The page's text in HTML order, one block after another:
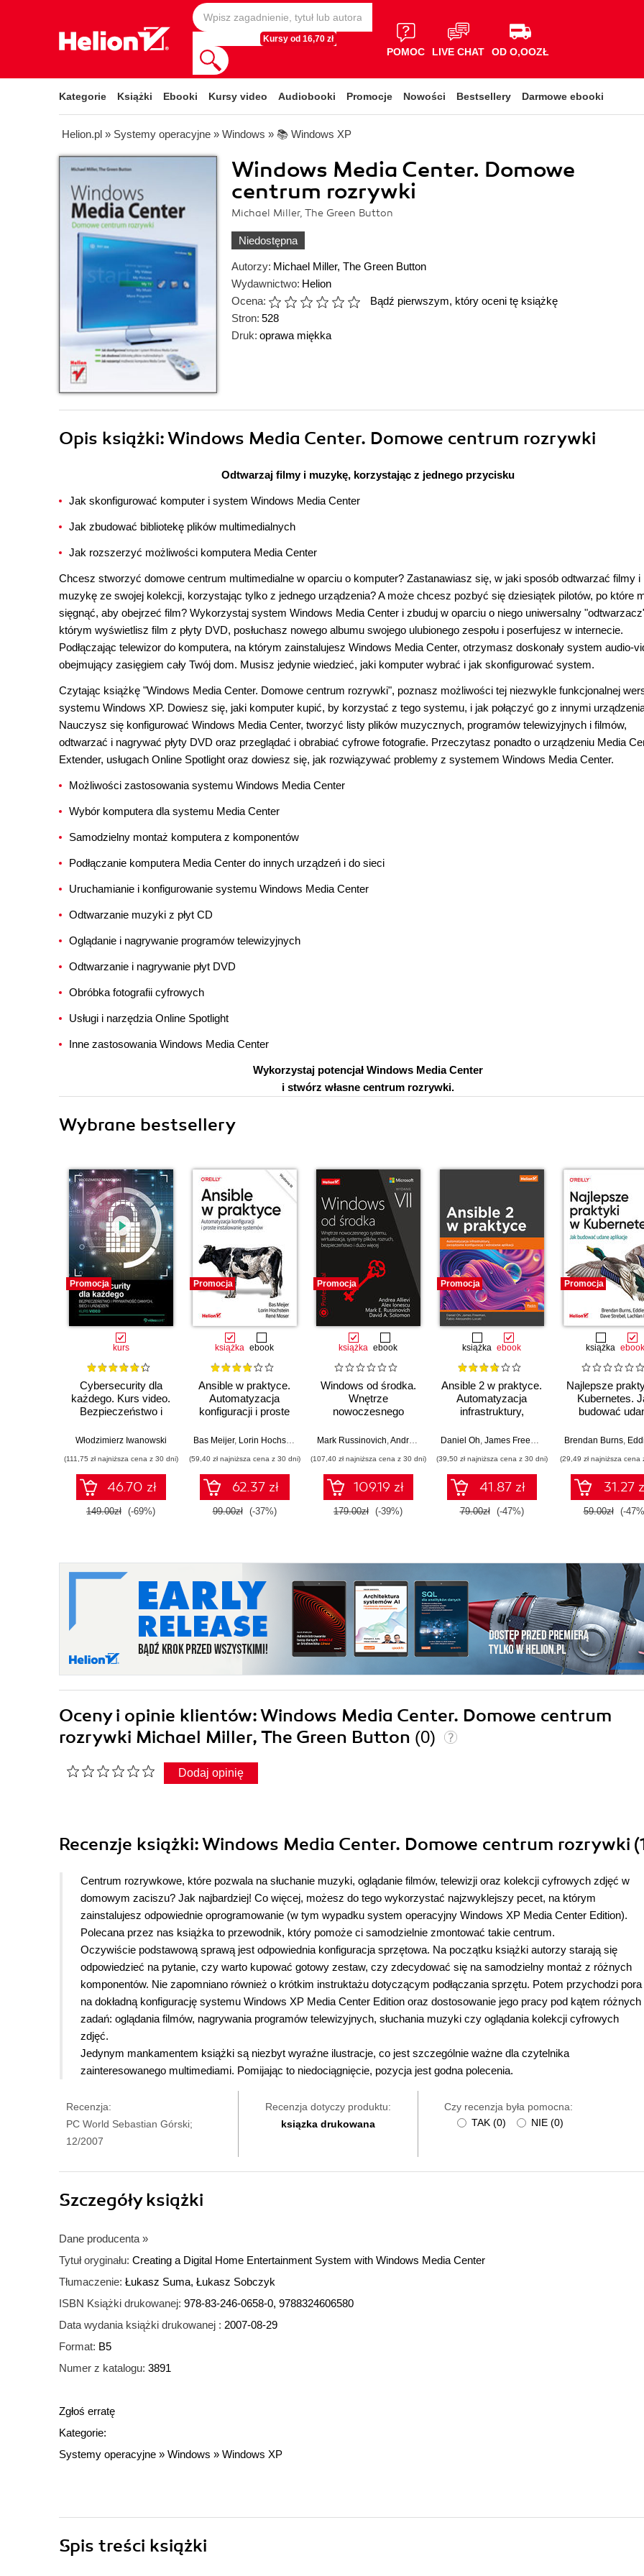
Kursy od 16,70 zł
POMOC LIVE CHAT OD O,OOZŁ
Kategorie Książki Ebooki Kursy video Audiobooki Promocje Nowości Bestsellery Darmowe ebooki
Helion.pl » Systemy operacyjne » Windows » 📚 Windows XP
Windows Media Center. Domowe
centrum rozrywki
Michael Miller, The Green Button
Niedostępna
Autorzy: Michael Miller, The Green Button
Wydawnictwo: Helion
Ocena:
Bądź pierwszym, który oceni tę książkę
Stron: 528
Druk: oprawa miękka
Opis książki: Windows Media Center. Domowe centrum rozrywki
Odtwarzaj filmy i muzykę, korzystając z jednego przycisku
Jak skonfigurować komputer i system Windows Media Center
Jak zbudować bibliotekę plików multimedialnych
Jak rozszerzyć możliwości komputera Media Center
Chcesz stworzyć domowe centrum multimedialne w oparciu o komputer? Zastanawiasz się, w jaki sposób odtwarzać filmy i
muzykę ze swojej kolekcji, korzystając tylko z jednego urządzenia? A może chcesz pozbyć się dziesiątek pilotów, po które
sięgnąć, aby obejrzeć film? Wykorzystaj system Windows Media Center i zbuduj w oparciu o niego uniwersalny
którym wyświetlisz film z płyty DVD, posłuchasz nowego albumu swojego ulubionego zespołu i poserfujesz w internecie.
Podłączając telewizor do komputera, na którym zainstalujesz Windows Media Center, otrzymasz doskonały system audio-
obejmujący zasięgiem cały Twój dom. Musisz jedynie wiedzieć, jaki komputer wybrać i jak skonfigurować system.
Czytając książkę "Windows Media Center. Domowe centrum rozrywki", poznasz możliwości tej niezwykle funkcjonalnej
systemu Windows XP. Dowiesz się, jaki komputer kupić, by korzystać z tego systemu, i jak połączyć go z innymi
Nauczysz się konfigurować Windows Media Center, tworzyć listy plików muzycznych, programów telewizyjnych i filmów,
odtwarzać i nagrywać płyty DVD oraz przeglądać i obrabiać cyfrowe fotografie. Przeczytasz ponadto o urządzeniu Media
Extender, usługach Online Spotlight oraz dowiesz się, jak rozwiązywać problemy z systemem Windows Media Center.
Możliwości zastosowania systemu Windows Media Center
Wybór komputera dla systemu Media Center
Samodzielny montaż komputera z komponentów
Podłączanie komputera Media Center do innych urządzeń i do sieci
Uruchamianie i konfigurowanie systemu Windows Media Center
Odtwarzanie muzyki z płyt CD
Oglądanie i nagrywanie programów telewizyjnych
Odtwarzanie i nagrywanie płyt DVD
Obróbka fotografii cyfrowych
Usługi i narzędzia Online Spotlight
Inne zastosowania Windows Media Center
Wykorzystaj potencjał Windows Media Center
i stwórz własne centrum rozrywki.
Wybrane bestsellery
Promocja
kurs
Cybersecurity dla
każdego. Kurs video.
Bezpieczeństwo i
sieci i urządzeń
Włodzimierz Iwanowski
(111,75 zł najniższa cena z 30 dni)
46.70 zł
149.00zł (-69%)
Promocja
książka ebook
Ansible w praktyce.
Automatyzacja
konfiguracji i proste
systemów. Wydanie
Bas Meijer, Lorin Hochstein René Moser
(59,40 zł najniższa cena z 30 dni)
62.37 zł
99.00zł (-37%)
Promocja
książka ebook
Windows od środka.
Wnętrze
nowoczesnego
wirtualizacja,
rozruch,
bezpieczeństwo i
dużo więcej. Wydanie
VII
Mark Russinovich,Andrea Allievi ,Alex Ionescu,David Solomon
(107,40 zł najniższa cena z 30 dni)
109.19 zł
179.00zł (-39%)
Promocja
książka ebook
Ansible 2 w praktyce.
Automatyzacja
infrastruktury,
konfiguracją i
Daniel Oh, James Freeman Fabio Alessandro
(39,50 zł najniższa cena z 30 dni)
41.87 zł
79.00zł (-47%)
Promocja
książka ebook
Najlepsze
Kubernetes.
budować
Brendan Burns, Eddie
(29,49 zł najniższa cena
31.27
59.00zł (-
Oceny i opinie klientów: Windows Media Center. Domowe centrum
rozrywki Michael Miller, The Green Button (0)
Dodaj opinię
Recenzje książki: Windows Media Center. Domowe centrum rozrywki
Centrum rozrywkowe, które pozwala na słuchanie muzyki, oglądanie filmów, telewizji oraz kolekcji cyfrowych zdjęć w
domowym zaciszu? Jak najbardziej! Co więcej, możesz do tego wykorzystać najzwyklejszy pecet, na którym
zainstalujesz odpowiednie oprogramowanie (w tym wypadku system operacyjny Windows XP Media Center Edition).
Polecana przez nas książka to przewodnik, który pomoże ci samodzielnie zmontować takie centrum.
Oczywiście podstawową sprawą jest odpowiednia konfiguracja sprzętowa. Na początku książki autorzy starają się
odpowiedzieć na pytanie, czy warto kupować gotowy zestaw, czy zdecydować się na samodzielny montaż z różnych
komponentów. Nie zapomniano również o krótkim instruktażu dotyczącym podłączania sprzętu. Potem przychodzi pora
na dokładną konfigurację systemu Windows XP Media Center Edition oraz dostosowanie jego pracy pod kątem różnych
zadań: oglądania filmów, nagrywania programów telewizyjnych, słuchania muzyki czy oglądania kolekcji cyfrowych
zdjęć.
Jedynym mankamentem książki są niezbyt wyraźne ilustracje, co jest szczególnie ważne dla czytelnika
zainteresowanego multimediami. Pomijając to niedociągnięcie, pozycja jest godna polecenia.
Recenzja:
PC World Sebastian Górski;
12/2007
Recenzja dotyczy produktu:
ksiązka drukowana
Czy recenzja była pomocna:
TAK (0) NIE (0)
Szczegółyksiążki
Dane producenta »
Tytuł oryginału: Creating a Digital Home Entertainment System with Windows Media Center
Tłumaczenie: Łukasz Suma, Łukasz Sobczyk
ISBN Książki drukowanej: 978-83-246-0658-0, 9788324606580
Data wydania książki drukowanej : 2007-08-29
Format: B5
Numer z katalogu: 3891
Zgłoś erratę
Kategorie:
Systemy operacyjne » Windows » Windows XP
Spis treści książki